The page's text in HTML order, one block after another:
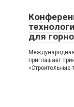
для
приглашает
«Строительные